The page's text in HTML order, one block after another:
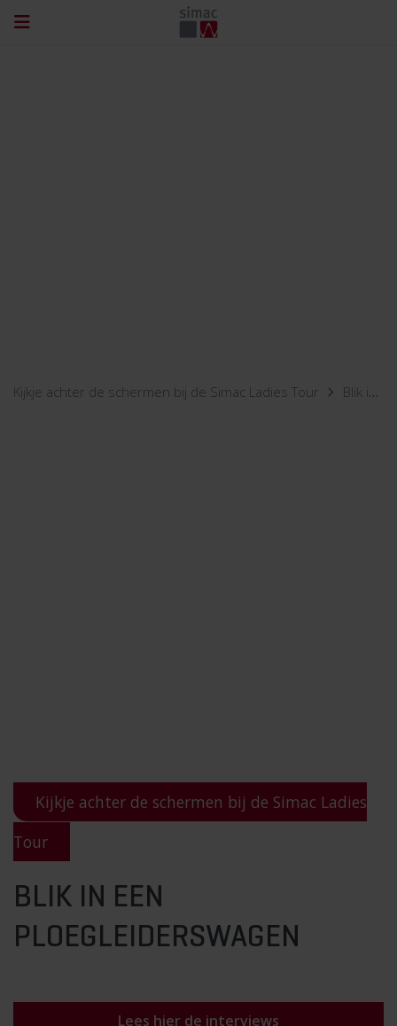
Kijkje achter de schermen bij de Simac Ladies Tour Blik in een ploegleiderswagen
Kijkje achter de schermen bij de Simac Ladies
Tour
BLIK IN EEN
PLOEGLEIDERSWAGEN
Lees hier de interviews